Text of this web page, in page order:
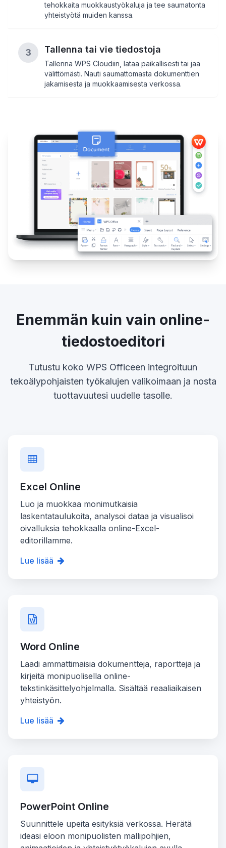
tehokkaita muokkaustyökaluja ja tee saumatonta
yhteistyötä muiden kanssa.
3 Tallenna tai vie tiedostoja
Tallenna WPS Cloudiin, lataa paikallisesti tai jaa
välittömästi. Nauti saumattomasta dokumenttien
jakamisesta ja muokkaamisesta verkossa.
Enemmän kuin vain online-
tiedostoeditori
Tutustu koko WPS Officeen integroituun
tekoälypohjaisten työkalujen valikoimaan ja nosta
tuottavuutesi uudelle tasolle.
Excel Online
Luo ja muokkaa monimutkaisia
laskentataulukoita, analysoi dataa ja visualisoi
oivalluksia tehokkaalla online-Excel-
editorillamme.
Lue lisää
Word Online
Laadi ammattimaisia dokumentteja, raportteja ja
kirjeitä monipuolisella online-
tekstinkäsittelyohjelmalla. Sisältää reaaliaikaisen
yhteistyön.
Lue lisää
PowerPoint Online
Suunnittele upeita esityksiä verkossa. Herätä
ideasi eloon monipuolisten mallipohjien,